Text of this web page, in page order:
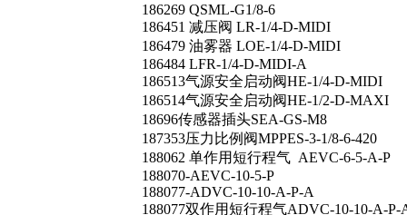
186269 QSML-G1/8-6
186451 减压阀 LR-1/4-D-MIDI
186479 油雾器 LOE-1/4-D-MIDI
186484 LFR-1/4-D-MIDI-A
186513气源安全启动阀HE-1/4-D-MIDI
186514气源安全启动阀HE-1/2-D-MAXI
18696传感器插头SEA-GS-M8
187353压力比例阀MPPES-3-1/8-6-420
188062 单作用短行程气 AEVC-6-5-A-P
188070-AEVC-10-5-P
188077-ADVC-10-10-A-P-A
188077双作用短行程气ADVC-10-10-A-P-